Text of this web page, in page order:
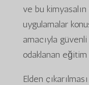
ve bu
uygulamalar
amacıyla
odaklanan eğitim
Elden çıkarılması